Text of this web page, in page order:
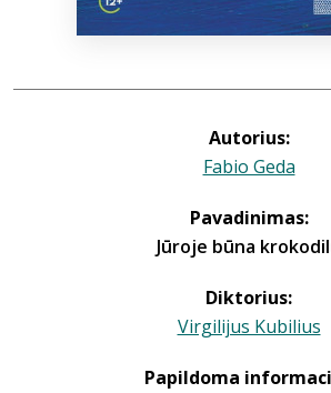
Autorius:
Fabio Geda
Pavadinimas:
Jūroje būna
Diktorius:
Virgilijus Kubilius
Papildoma